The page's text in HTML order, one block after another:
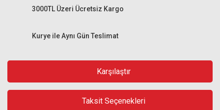
Kurye ile Aynı Gün Teslimat
3000TL Üzeri Ücretsiz Kargo
Karşılaştır
Taksit Seçenekleri